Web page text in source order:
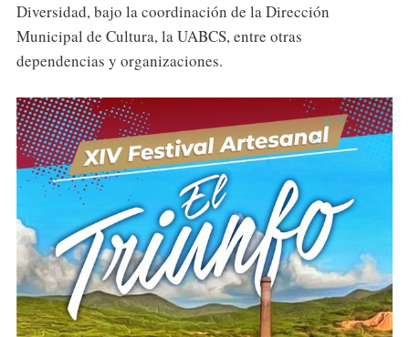
Diversidad, bajo la coordinación de la Dirección
Municipal de Cultura, la UABCS, entre otras
dependencias y organizaciones.